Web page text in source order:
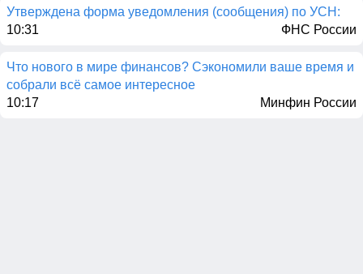
Утверждена форма уведомления (сообщения) по УСН:
10:31
ФНС России
Что нового в мире финансов? Сэкономили ваше время и
собрали всё самое интересное
10:17
Минфин России